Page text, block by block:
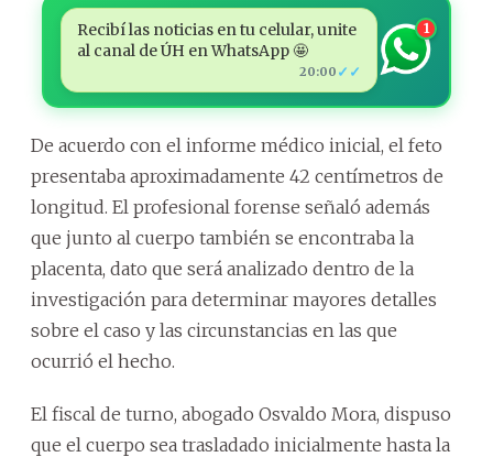
Recibí las noticias en tu celular, unite
al canal de ÚH en WhatsApp 🤩
20:00 ✓✓
1
De acuerdo con el informe médico inicial, el feto
presentaba aproximadamente 42 centímetros de
longitud. El profesional forense señaló además
que junto al cuerpo también se encontraba la
placenta, dato que será analizado dentro de la
investigación para determinar mayores detalles
sobre el caso y las circunstancias en las que
ocurrió el hecho.
El fiscal de turno, abogado Osvaldo Mora, dispuso
que el cuerpo sea trasladado inicialmente hasta la